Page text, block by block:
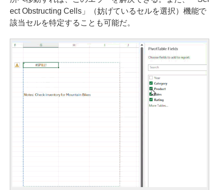
ect Obstructing Cells」（妨げているセルを選択）機能で
該当セルを特定することも可能だ。